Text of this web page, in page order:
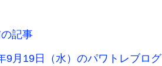
記事
月19日（水）のパワトレブログ